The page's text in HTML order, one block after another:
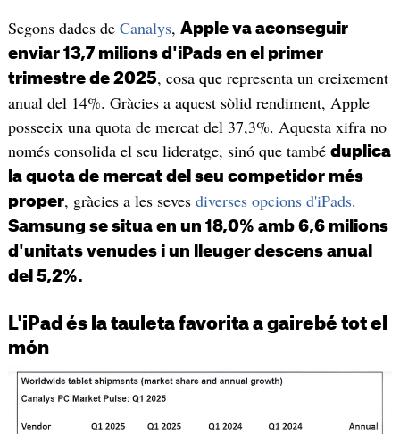
Segons dades de Canalys, Apple va aconseguir
enviar 13,7 milions d'iPads en el primer
trimestre de 2025, cosa que representa un creixement
anual del 14%. Gràcies a aquest sòlid rendiment, Apple
posseeix una quota de mercat del 37,3%. Aquesta xifra no
només consolida el seu lideratge, sinó que també duplica
la quota de mercat del seu competidor més
proper, gràcies a les seves diverses opcions d'iPads.
Samsung se situa en un 18,0% amb 6,6 milions
d'unitats venudes i un lleuger descens anual
del 5,2%.
L'iPad és la tauleta favorita a gairebé tot el
món